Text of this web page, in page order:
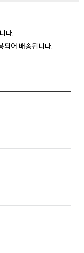
다.
되어 배송됩니다.